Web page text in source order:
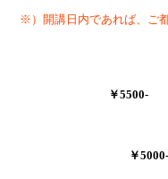
※）開講日内であれば、ご
￥5500-
￥